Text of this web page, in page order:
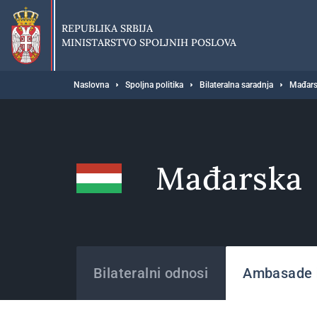
Preskoči
glavni
deo
sadržaja
REPUBLIKA SRBIJA
MINISTARSTVO SPOLJNIH POSLOVA
Breadcrumb
Naslovna Spoljna politika Bilateralna saradnja
Mađarska
Bilateralni odnosi